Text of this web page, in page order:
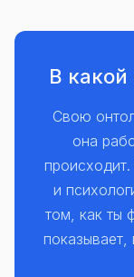
В какой
Свою
она
и
том, как ты